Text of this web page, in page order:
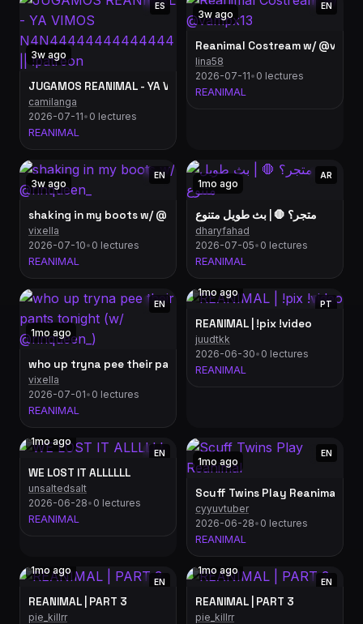
3w ago
ES
camilanga
2026-07-11• 0 lectures
REANIMAL
3w ago
EN
Reanimal Costream w/
lina58
2026-07-11• 0 lectures
REANIMAL
3w ago
EN
shaking in my boots w/ @rinqueen_
vixella
2026-07-10• 0 lectures
REANIMAL
1mo ago
AR
متجر؟ 🛑 | بث طويل متنوع
dharyfahad
2026-07-05• 0 lectures
REANIMAL
1mo ago
EN
who up tryna pee their pants tonight (w/ @rinqueen_)
vixella
2026-07-01• 0 lectures
REANIMAL
1mo ago
PT
REANIMAL | !pix !video
juudtkk
2026-06-30• 0 lectures
REANIMAL
1mo ago
EN
WE LOST IT ALLLLLL
unsaltedsalt
2026-06-28• 0 lectures
REANIMAL
1mo ago
EN
Scuff Twins Play Reanimal
cyyuvtuber
2026-06-28• 0 lectures
REANIMAL
1mo ago
EN
REANIMAL | PART 3
pie_killrr
1mo ago
EN
REANIMAL | PART 3
pie_killrr